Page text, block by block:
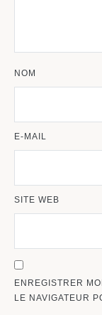
NOM
E-MAIL
SITE WEB
ENREGISTRER
LE NAVIGATEUR